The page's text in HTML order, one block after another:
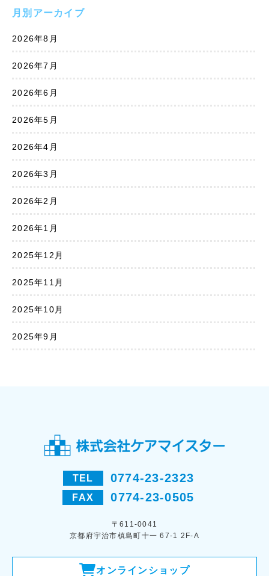
月別アーカイブ
2026年8月
2026年7月
2026年6月
2026年5月
2026年4月
2026年3月
2026年2月
2026年1月
2025年12月
2025年11月
2025年10月
2025年9月
TEL 0774-23-2323
FAX 0774-23-0505
〒611-0041
京都府宇治市槙島町十一 67-1 2F-A
オンラインショップ